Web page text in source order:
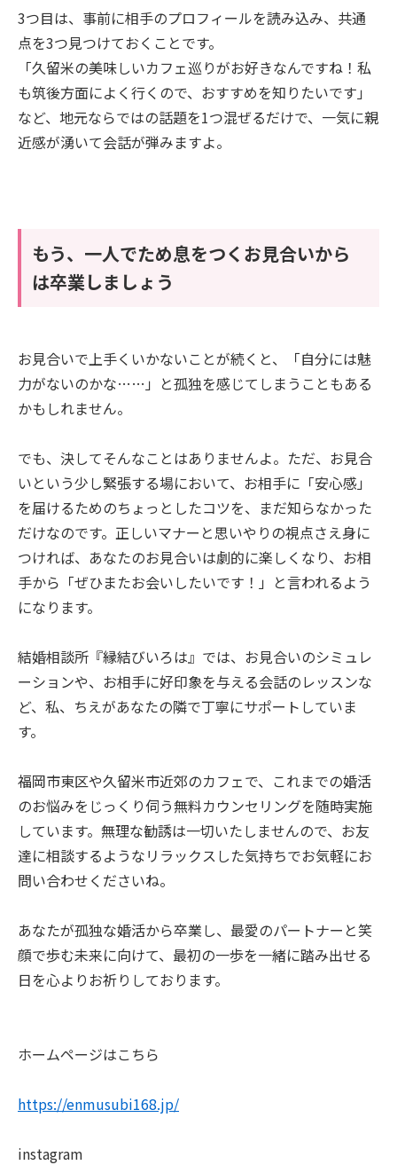
3つ目は、事前に相手のプロフィールを読み込み、共通
点を3つ見つけておくことです。
「久留米の美味しいカフェ巡りがお好きなんですね！私
も筑後方面によく行くので、おすすめを知りたいです」
など、地元ならではの話題を1つ混ぜるだけで、一気に親
近感が湧いて会話が弾みますよ。
もう、一人でため息をつくお見合いから
は卒業しましょう
お見合いで上手くいかないことが続くと、「自分には魅
力がないのかな……」と孤独を感じてしまうこともある
かもしれません。
でも、決してそんなことはありませんよ。ただ、お見合
いという少し緊張する場において、お相手に「安心感」
を届けるためのちょっとしたコツを、まだ知らなかった
だけなのです。正しいマナーと思いやりの視点さえ身に
つければ、あなたのお見合いは劇的に楽しくなり、お相
手から「ぜひまたお会いしたいです！」と言われるよう
になります。
結婚相談所『縁結びいろは』では、お見合いのシミュレ
ーションや、お相手に好印象を与える会話のレッスンな
ど、私、ちえがあなたの隣で丁寧にサポートしていま
す。
福岡市東区や久留米市近郊のカフェで、これまでの婚活
のお悩みをじっくり伺う無料カウンセリングを随時実施
しています。無理な勧誘は一切いたしませんので、お友
達に相談するようなリラックスした気持ちでお気軽にお
問い合わせくださいね。
あなたが孤独な婚活から卒業し、最愛のパートナーと笑
顔で歩む未来に向けて、最初の一歩を一緒に踏み出せる
日を心よりお祈りしております。
ホームページはこちら
https://enmusubi168.jp/
instagram